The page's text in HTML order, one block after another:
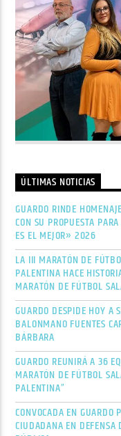
ÚLTIMAS NOTICIAS
GUARDO RINDE
CON SU PROPUESTA
ES EL MEJOR» 2026
LA III MARATÓN DE
PALENTINA HACE
MARATÓN DE FÚTBOL
GUARDO DESPIDE HOY A
BALONMANO FUENTES
BÁRBARA
GUARDO REUNIRÁ A 36
MARATÓN DE FÚTBOL
PALENTINA”
CONVOCADA EN GUARDO
CIUDADANA EN